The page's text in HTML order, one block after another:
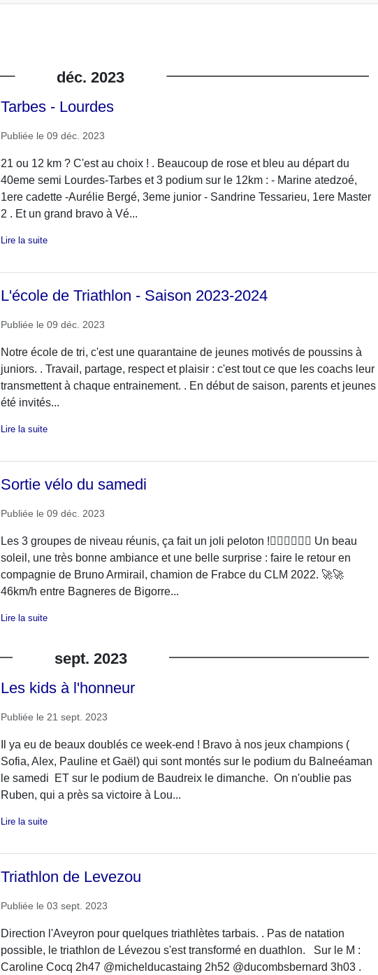
déc. 2023
Tarbes - Lourdes
Publiée le 09 déc. 2023
21 ou 12 km ? C'est au choix ! . Beaucoup de rose et bleu au départ du
40eme semi Lourdes-Tarbes et 3 podium sur le 12km : - Marine atedzoé,
1ere cadette -Aurélie Bergé, 3eme junior - Sandrine Tessarieu, 1ere Master
2 . Et un grand bravo à Vé...
Lire la suite
L'école de Triathlon - Saison 2023-2024
Publiée le 09 déc. 2023
Notre école de tri, c'est une quarantaine de jeunes motivés de poussins à
juniors. . Travail, partage, respect et plaisir : c'est tout ce que les coachs leur
transmettent à chaque entrainement. . En début de saison, parents et jeunes
été invités...
Lire la suite
Sortie vélo du samedi
Publiée le 09 déc. 2023
Les 3 groupes de niveau réunis, ça fait un joli peloton !🚴‍♂️🚴‍♀️🚴‍♀️ Un beau
soleil, une très bonne ambiance et une belle surprise : faire le retour en
compagnie de Bruno Armirail, chamion de Frabce du CLM 2022. 🚀🚀
46km/h entre Bagneres de Bigorre...
Lire la suite
sept. 2023
Les kids à l'honneur
Publiée le 21 sept. 2023
Il ya eu de beaux doublés ce week-end ! Bravo à nos jeux champions (
Sofia, Alex, Pauline et Gaël) qui sont montés sur le podium du Balneéaman
le samedi ET sur le podium de Baudreix le dimanche. On n'oublie pas
Ruben, qui a près sa victoire à Lou...
Lire la suite
Triathlon de Levezou
Publiée le 03 sept. 2023
Direction l'Aveyron pour quelques triathlètes tarbais. . Pas de natation
possible, le triathlon de Lévezou s'est transformé en duathlon. Sur le M :
Caroline Cocq 2h47 @michelducastaing 2h52 @ducombsbernard 3h03 .